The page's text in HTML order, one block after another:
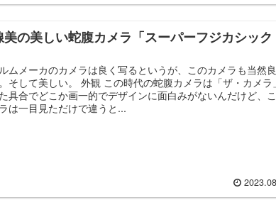
美の美しい蛇腹カメラ「スーパーフジカシック
ムメーカのカメラは良く写るというが、このカメラも当然良
そして美しい。 外観 この時代の蛇腹カメラは「ザ・カメラ
具合でどこか画一的でデザインに面白みがないんだけど、
は一目見ただけで違うと...